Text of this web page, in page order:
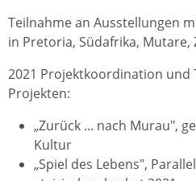
Teilnahme an Ausstellungen
in Pretoria, Südafrika,
2021 Projektkoordination und
Projekten:
„Zurück ... nach Murau",
Kultur
„Spiel des Lebens",